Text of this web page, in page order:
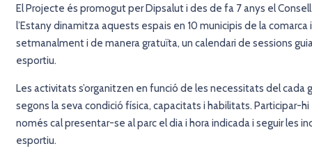
El Projecte és promogut per Dipsalut i des de fa 7 anys el
l’Estanydinamitza aquests espais en 10 municipis de la comarca
setmanalment i de manera gratuïta, un calendari de sessions
esportiu.
Les activitats s’organitzen en funció de les necessitats del cada
segons la seva condició física, capacitats i habilitats. Participar-
només cal presentar-se al parc el dia i hora indicada i seguir les
esportiu.